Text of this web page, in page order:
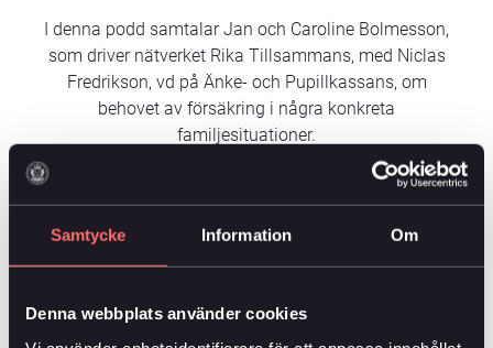
Samtycke Information Om
Denna webbplats använder cookies
I denna podd samtalar Jan och Caroline Bolmesson,
som driver nätverket Rika Tillsammans, med Niclas
Fredrikson, vd på Änke- och Pupillkassans, om
behovet av försäkring i några konkreta
familjesituationer.
försäkringsbolag